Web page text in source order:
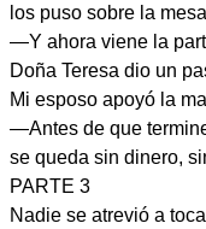
los puso sobre la
—Y ahora viene la
Doña Teresa dio un
Mi esposo apoyó la
—Antes de que
se queda sin dinero,
PARTE 3
Nadie se atrevió a